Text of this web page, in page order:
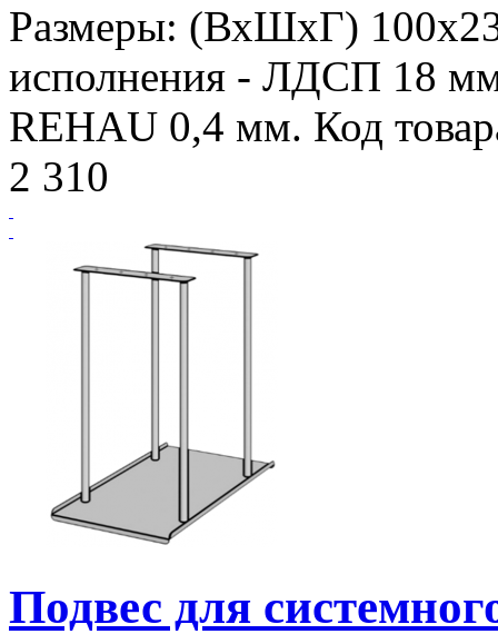
Размеры: (ВхШхГ)
исполнения - ЛДСП 18
REHAU 0,4 мм. Код
2 310
Подвес для